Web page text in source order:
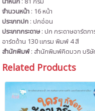
จำนวนหน้า : 16 หน้า
ประเภทปก : ปกอ่อน
ประเภทกระดาษ: ปก กระดาษอาร์ตก
อาร์ตด้าน 130 แกรม พิมพ์ 4 สี
สำนักพิมพ์: สำนักพิมพ์คิดบวก บริษั
Related Products